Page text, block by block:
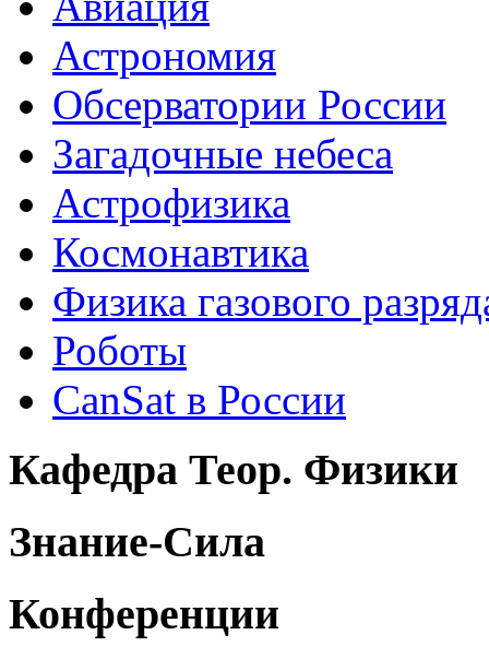
Астрономия
Обсерватории России
Загадочные небеса
Астрофизика
Космонавтика
Физика газового
Роботы
CanSat в России
Кафедра Теор. Физики
Знание-Сила
Конференции